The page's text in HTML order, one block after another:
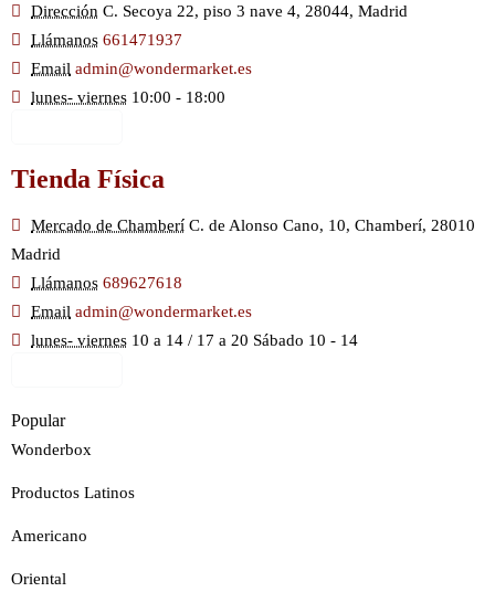
Dirección C. Secoya 22, piso 3 nave 4, 28044, Madrid
Llámanos 661471937
Email admin@wondermarket.es
lunes- viernes 10:00 - 18:00
Tienda Física
Mercado de Chamberí C. de Alonso Cano, 10, Chamberí, 28010
Madrid
Llámanos 689627618
Email admin@wondermarket.es
lunes- viernes 10 a 14 / 17 a 20 Sábado 10 - 14
Popular
Wonderbox
Productos Latinos
Americano
Oriental